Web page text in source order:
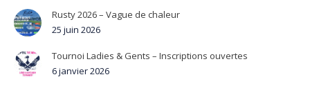
Rusty 2026 – Vague de chaleur
25 juin 2026
Tournoi Ladies & Gents – Inscriptions ouvertes
6 janvier 2026